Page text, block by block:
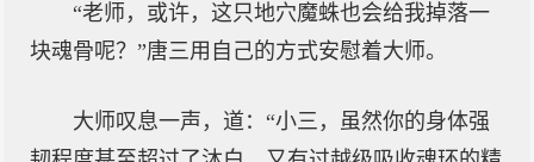
“老师，或许，这只地穴魔蛛也会给我掉落一
块魂骨呢？”唐三用自己的方式安慰着大师。
大师叹息一声，道：“小三，虽然你的身体强